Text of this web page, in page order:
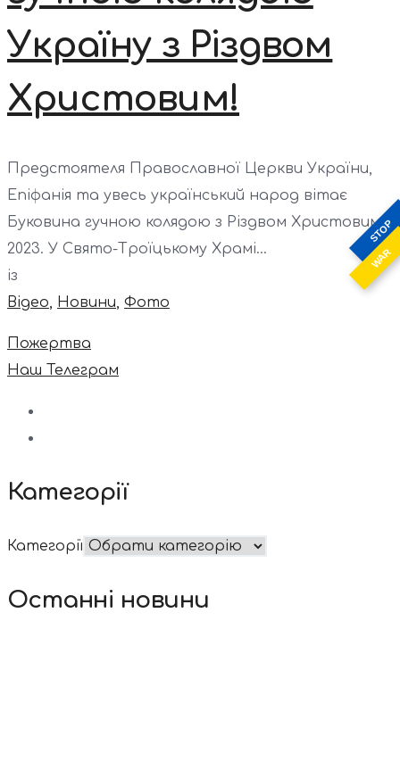
STOP
WAR
Україну з Різдвом
Христовим!
Предстоятеля Православної Церкви України,
Епіфанія та увесь український народ вітає
Буковина гучною колядою з Різдвом Христовим
2023. У Свято-Троїцькому Храмі...
із
Відео, Новини, Фото
Пожертва
Наш Телеграм
Категорії
Категорії
Останні новини